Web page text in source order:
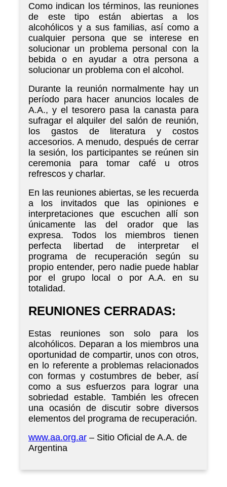
Como indican los términos, las reuniones
de este tipo están abiertas a los
alcohólicos y a sus familias, así como a
cualquier persona que se interese en
solucionar un problema personal con la
bebida o en ayudar a otra persona a
solucionar un problema con el alcohol.
Durante la reunión normalmente hay un
período para hacer anuncios locales de
A.A., y el tesorero pasa la canasta para
sufragar el alquiler del salón de reunión,
los gastos de literatura y costos
accesorios. A menudo, después de cerrar
la sesión, los participantes se reúnen sin
ceremonia para tomar café u otros
refrescos y charlar.
En las reuniones abiertas, se les recuerda
a los invitados que las opiniones e
interpretaciones que escuchen allí son
únicamente las del orador que las
expresa. Todos los miembros tienen
perfecta libertad de interpretar el
programa de recuperación según su
propio entender, pero nadie puede hablar
por el grupo local o por A.A. en su
totalidad.
REUNIONES CERRADAS:
Estas reuniones son solo para los
alcohólicos. Deparan a los miembros una
oportunidad de compartir, unos con otros,
en lo referente a problemas relacionados
con formas y costumbres de beber, así
como a sus esfuerzos para lograr una
sobriedad estable. También les ofrecen
una ocasión de discutir sobre diversos
elementos del programa de recuperación.
www.aa.org.ar – Sitio Oficial de A.A. de
Argentina